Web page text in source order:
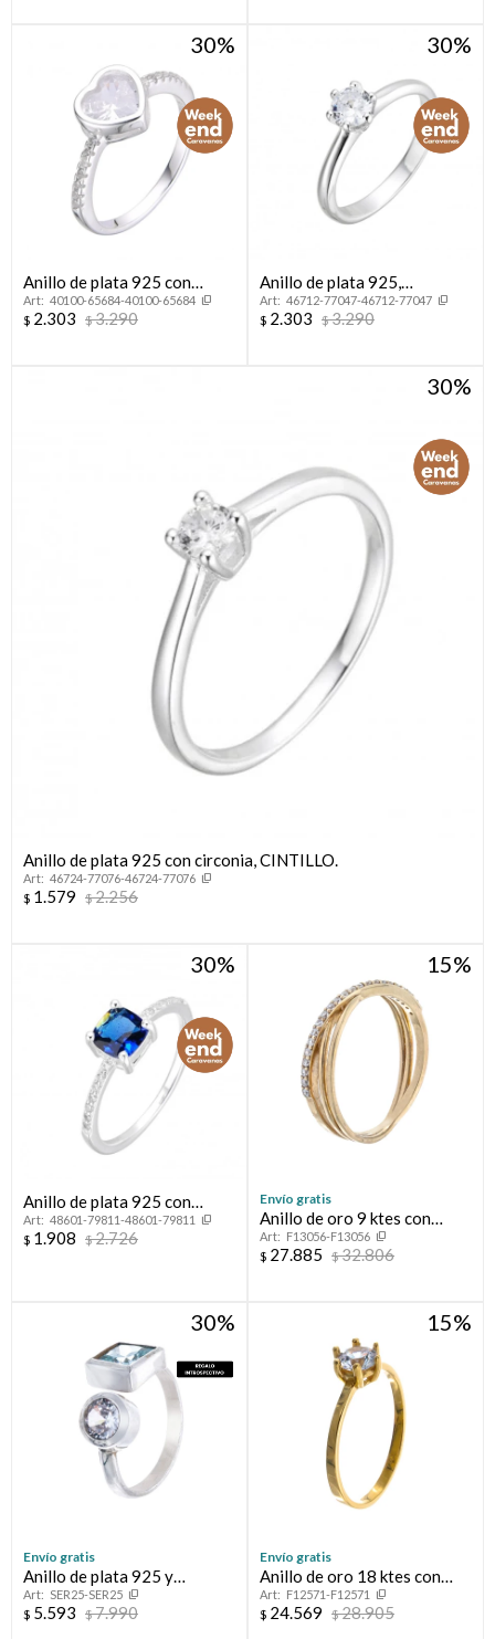
30
Anillo de plata 925 con
circonias.
40100-65684-40100-65684
$ 2.303 $3.290
30
Anillo de plata 925,
CINTILLO.
46712-77047-46712-77047
$ 2.303 $3.290
30
Anillo de plata 925 con circonia, CINTILLO.
46724-77076-46724-77076
$ 1.579 $2.256
30
Anillo de plata 925 con
circonias.
48601-79811-48601-79811
$ 1.908 $2.726
15
Envío gratis
Anillo de oro 9 ktes con
circonias.
F13056-F13056
$ 27.885 $32.806
30
Envío gratis
Anillo de plata 925 y
circonias, PROMESA.
SER25-SER25
$ 5.593 $7.990
15
Envío gratis
Anillo de oro 18 ktes con
circonia.
F12571-F12571
$ 24.569 $28.905